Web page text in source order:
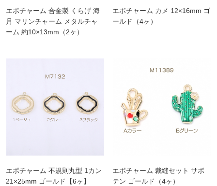
エポチャーム 合金製 くらげ 海
月 マリンチャーム メタルチャ
ーム 約10×13mm（2ヶ）
エボチャーム カメ 12×16mm ゴ
ールド（4ヶ）
エポチャーム 不規則丸型 1カン
21×25mm ゴールド【6ヶ】
エボチャーム 裁縫セット サボ
テン ゴールド（4ヶ）